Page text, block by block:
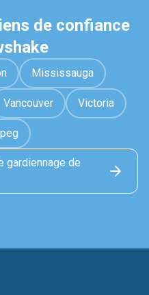
de confiance
Mississauga
Vancouver Victoria
gardiennage de